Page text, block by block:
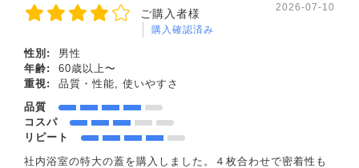
ご購入者様
購入確認済み
2026-07-10
性別:
男性
年齢:
60歳以上〜
重視:
品質・性能, 使いやすさ
品質
コスパ
リピート
社内浴室の特大の蓋を購入しました。４枚合わせで密着性も